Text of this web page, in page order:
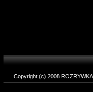
Copyright (c) 2008